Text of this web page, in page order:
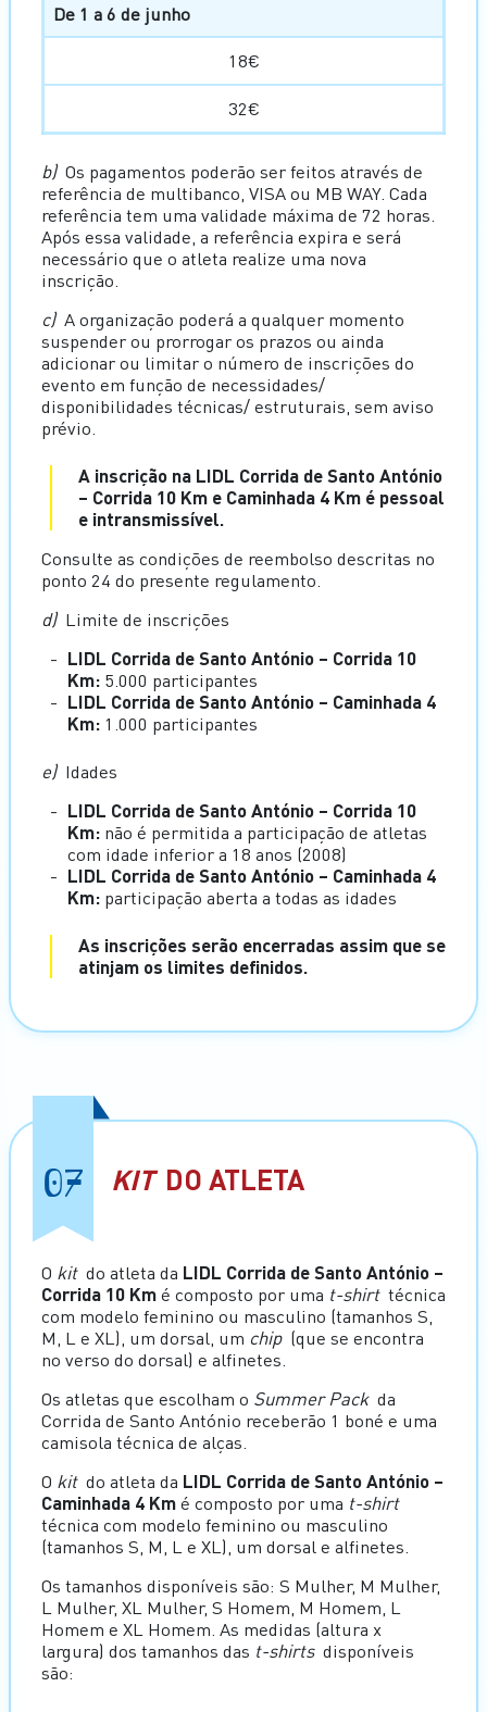
De 1 a 6 de junho
18€
32€
b) Os pagamentos poderão ser feitos através de
referência de multibanco, VISA ou MB WAY. Cada
referência tem uma validade máxima de 72 horas.
Após essa validade, a referência expira e será
necessário que o atleta realize uma nova
inscrição.
c) A organização poderá a qualquer momento
suspender ou prorrogar os prazos ou ainda
adicionar ou limitar o número de inscrições do
evento em função de necessidades/
disponibilidades técnicas/ estruturais, sem aviso
prévio.
A inscrição na LIDL Corrida de Santo António
– Corrida 10 Km e Caminhada 4 Km é pessoal
e intransmissível.
Consulte as condições de reembolso descritas no
ponto 24 do presente regulamento.
d) Limite de inscrições
LIDL Corrida de Santo António – Corrida 10
Km: 5.000 participantes
LIDL Corrida de Santo António – Caminhada 4
Km: 1.000 participantes
e) Idades
LIDL Corrida de Santo António – Corrida 10
Km: não é permitida a participação de atletas
com idade inferior a 18 anos (2008)
LIDL Corrida de Santo António – Caminhada 4
Km: participação aberta a todas as idades
As inscrições serão encerradas assim que se
atinjam os limites definidos.
07 KIT DO ATLETA
O kit do atleta da LIDL Corrida de Santo António –
Corrida 10 Kmé composto por uma t-shirt técnica
com modelo feminino ou masculino (tamanhos S,
M, L e XL), um dorsal, um chip (que se encontra
no verso do dorsal) e alfinetes.
Os atletas que escolham o Summer Pack da
Corrida de Santo António receberão 1 boné e uma
camisola técnica de alças.
O kit do atleta da LIDL Corrida de Santo António –
Caminhada 4 Kmé composto por uma t-shirt
técnica com modelo feminino ou masculino
(tamanhos S, M, L e XL), um dorsal e alfinetes.
Os tamanhos disponíveis são: S Mulher, M Mulher,
L Mulher, XL Mulher, S Homem, M Homem, L
Homem e XL Homem. As medidas (altura x
largura) dos tamanhos das t-shirts disponíveis
são: